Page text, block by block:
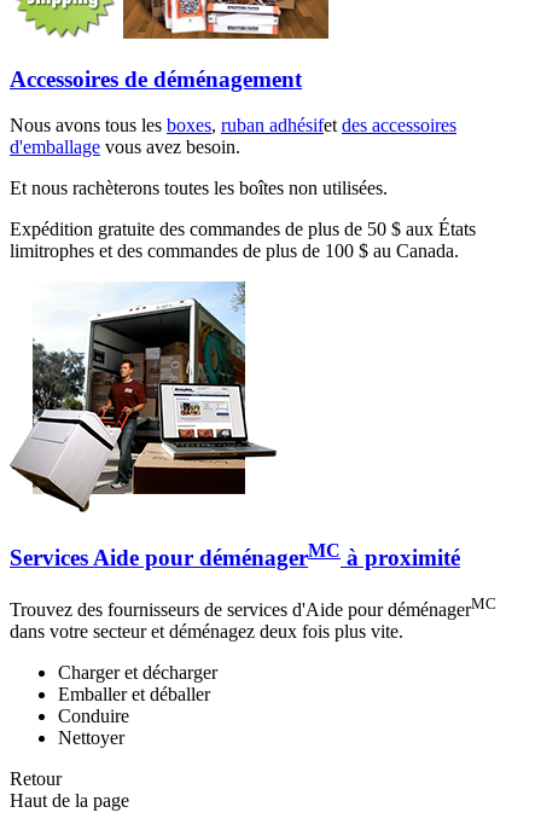
Accessoires de déménagement
Nous avons tous les boxes, ruban adhésifetdes accessoires
d'emballage vous avez besoin.
Et nous rachèterons toutes les boîtes non utilisées.
Expédition gratuite des commandes de plus de 50 $ aux États
limitrophes et des commandes de plus de 100 $ au Canada.
Services Aide pour déménagerMC à proximité
Trouvez des fournisseurs de services d'Aide pour déménagerMC
dans votre secteur et déménagez deux fois plus vite.
Charger et décharger
Emballer et déballer
Conduire
Nettoyer
Retour
Haut de la page